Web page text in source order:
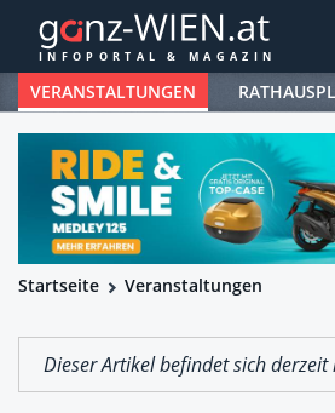
VERANSTALTUNGEN
Startseite Veranstaltungen
Dieser Artikel befindet sich derzeit